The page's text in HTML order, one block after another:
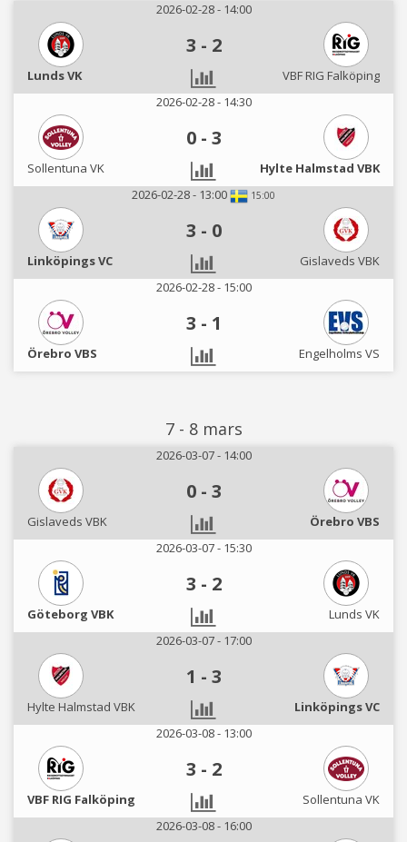
2026-02-28 - 14:00
3 - 2
Lunds VK
VBF RIG Falköping
2026-02-28 - 14:30
0 - 3
Sollentuna VK
Hylte Halmstad VBK
2026-02-28 - 13:00
15:00
3 - 0
Linköpings VC
Gislaveds VBK
2026-02-28 - 15:00
3 - 1
Örebro VBS Engelholms VS
7 - 8 mars
2026-03-07 - 14:00
0 - 3
Gislaveds VBK
Örebro VBS
2026-03-07 - 15:30
3 - 2
Göteborg VBK
Lunds VK
2026-03-07 - 17:00
1 - 3
Hylte Halmstad VBK
Linköpings VC
2026-03-08 - 13:00
3 - 2
VBF RIG Falköping
Sollentuna VK
2026-03-08 - 16:00